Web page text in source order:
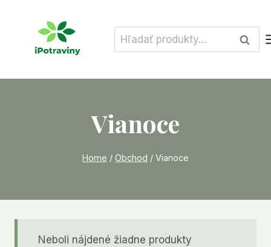
Hľadať:
Vianoce
Home / Obchod / Vianoce
Neboli nájdené žiadne produkty